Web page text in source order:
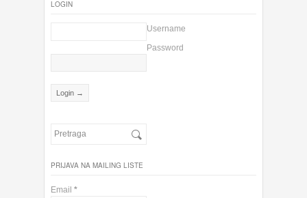
LOGIN
Username
Password
PRIJAVA NA MAILING LISTE
Email *